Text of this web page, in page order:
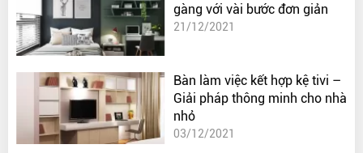
gàng với vài bước đơn giản
21/12/2021
Bàn làm việc kết hợp kệ tivi –
Giải pháp thông minh cho nhà
nhỏ
03/12/2021